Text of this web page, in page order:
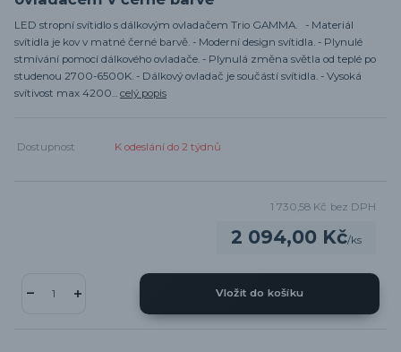
LED stropní svítidlo s dálkovým ovladačem Trio GAMMA. - Materiál
svítidla je kov v matné černé barvě. - Moderní design svítidla. - Plynulé
stmívání pomocí dálkového ovladače. - Plynulá změna světla od teplé po
studenou 2700-6500K. - Dálkový ovladač je součástí svítidla. - Vysoká
svítivost max 4200... celý popis
Dostupnost K odeslání do 2 týdnů
2 094,00 Kč/ks
1 730,58 Kč bez DPH
Vložit do košíku